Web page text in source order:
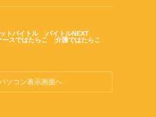
トバイトル
バイトルNEXT
ースではたらこ 介護ではたらこ
パソコン表示画面へ